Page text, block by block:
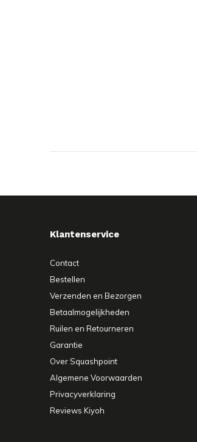
Klantenservice
Contact
Bestellen
Verzenden en Bezorgen
Betaalmogelijkheden
Ruilen en Retourneren
Garantie
Over Squashpoint
Algemene Voorwaarden
Privacyverklaring
Reviews Kiyoh